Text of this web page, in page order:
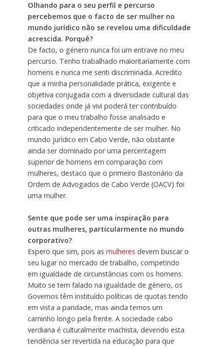
Olhando para o seu perfil e percurso
percebemos que o facto de ser mulher no
mundo jurídico não se revelou uma dificuldade
acrescida. Porquê?
De facto, o género nunca foi um entrave no meu
percurso. Tenho trabalhado maioritariamente com
homens e nunca me senti discriminada. Acredito
que a minha personalidade prática, exigente e
objetiva conjugada com a diversidade cultural das
sociedades onde já vivi poderá ter contribuído
para que o meu trabalho fosse analisado e
criticado independentemente de ser mulher. No
mundo jurídico em Cabo Verde, não obstante
ainda ser dominado por uma percentagem
superior de homens em comparação com
mulheres, destaco que o primeiro Bastonário da
Ordem de Advogados de Cabo Verde (OACV) foi
uma mulher.
Sente que pode ser uma inspiração para
outras mulheres, particularmente no mundo
corporativo?
Espero que sim, pois as mulheres devem buscar o
seu lugar no mercado de trabalho, competindo
em igualdade de circunstâncias com os homens.
Muito se tem falado na igualdade de género, os
Governos têm instituído políticas de quotas tendo
em vista a paridade, mas ainda temos um
caminho longo pela frente. A sociedade cabo
verdiana é culturalmente machista, devendo esta
tendência ser revertida na educação para que